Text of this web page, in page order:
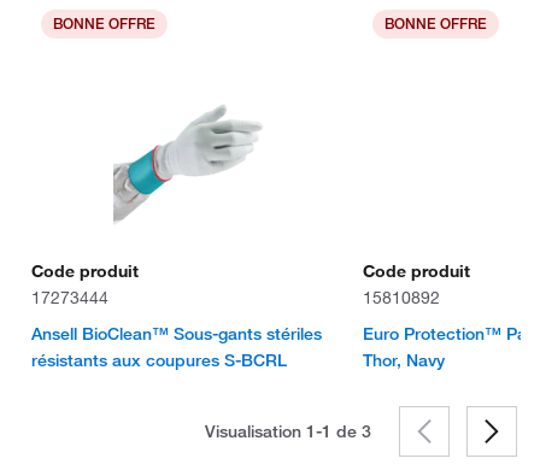
BONNE OFFRE
Code produit
17273444
Ansell BioClean™ Sous-gants stériles
résistants aux coupures S-BCRL
BONNE OFFRE
Code produit
15810892
Euro Protection™
Thor, Navy
Visualisation 1-1 de 3